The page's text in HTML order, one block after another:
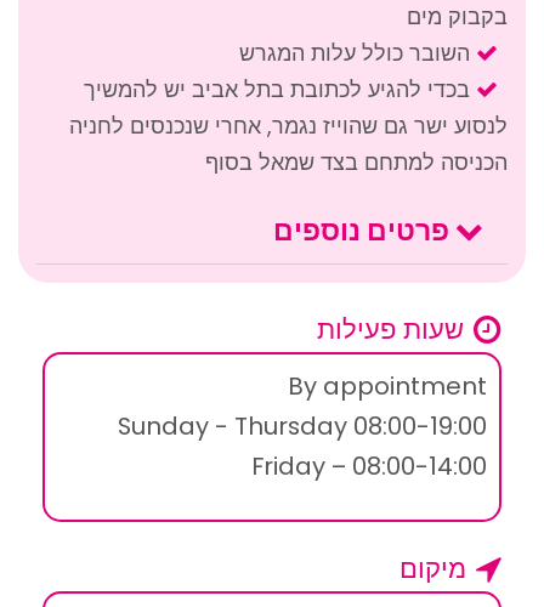
בקבוק מים
השובר כולל עלות המגרש
בכדי להגיע לכתובת בתל אביב יש להמשיך
לנסוע ישר גם שהוייז נגמר, אחרי שנכנסים לחניה
הכניסה למתחם בצד שמאל בסוף
פרטים נוספים
שעות פעילות
By appointment
Sunday - Thursday 08:00-19:00
Friday – 08:00-14:00
מיקום